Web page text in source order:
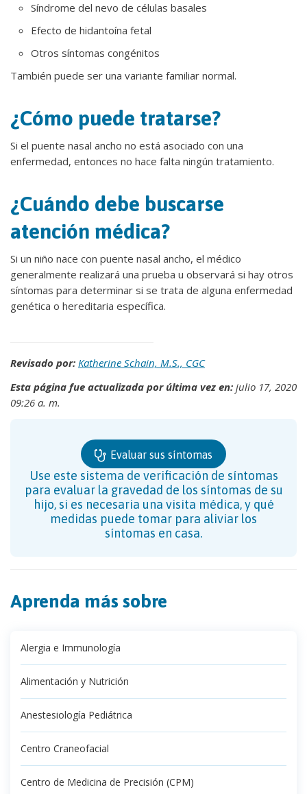
Síndrome del nevo de células basales
Efecto de hidantoína fetal
Otros síntomas congénitos
También puede ser una variante familiar normal.
¿Cómo puede tratarse?
Si el puente nasal ancho no está asociado con una
enfermedad, entonces no hace falta ningún tratamiento.
¿Cuándo debe buscarse
atención médica?
Si un niño nace con puente nasal ancho, el médico
generalmente realizará una prueba u observará si hay otros
síntomas para determinar si se trata de alguna enfermedad
genética o hereditaria específica.
Revisado por: Katherine Schain, M.S., CGC
Esta página fue actualizada por última vez en: julio 17, 2020
09:26 a. m.
Evaluar sus síntomas
Use este sistema de verificación de síntomas
para evaluar la gravedad de los síntomas de su
hijo, si es necesaria una visita médica, y qué
medidas puede tomar para aliviar los
síntomas en casa.
Aprenda más sobre
Alergia e Immunología
Alimentación y Nutrición
Anestesiología Pediátrica
Centro Craneofacial
Centro de Medicina de Precisión (CPM)